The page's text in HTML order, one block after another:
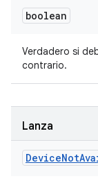
boolean
Verdadero si
contrario.
Lanza
DeviceNot